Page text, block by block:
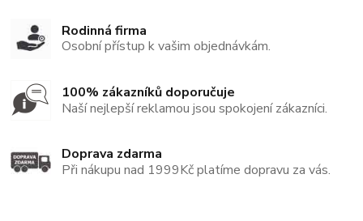
Rodinná firma
Osobní přístup k vašim objednávkám.
100% zákazníků doporučuje
Naší nejlepší reklamou jsou spokojení zákazníci.
Doprava zdarma
Při nákupu nad 1999Kč platíme dopravu za vás.